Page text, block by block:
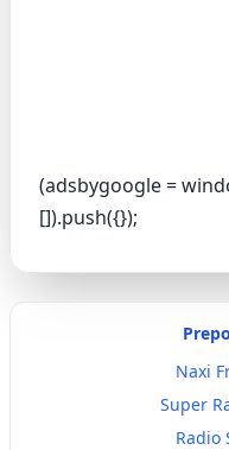
(adsbygoogle =
[]).push({});
Naxi
Super
Radio